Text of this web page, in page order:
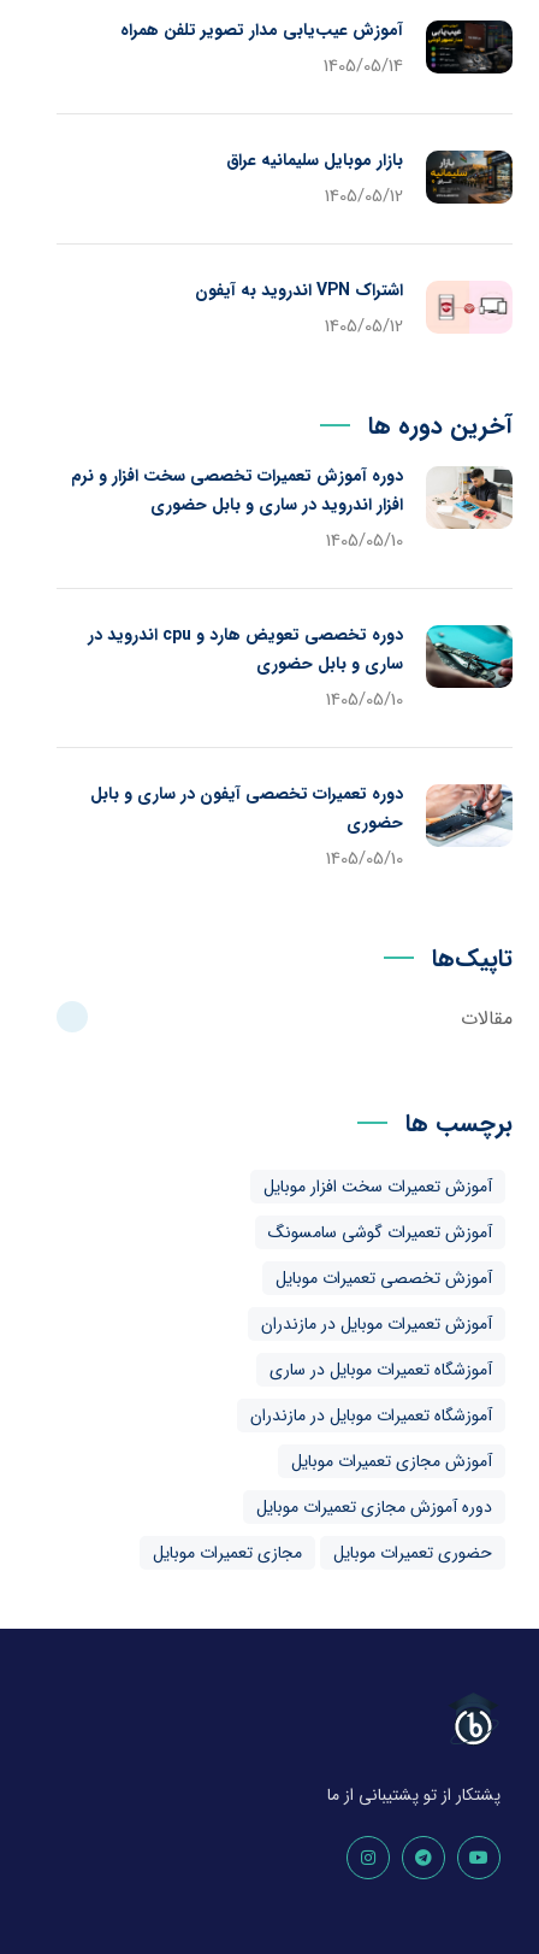
آموزش عیب‌یابی مدار تصویر تلفن همراه
1405/05/14
بازار موبایل سلیمانیه عراق
1405/05/12
اشتراک VPN اندروید به آیفون
1405/05/12
آخرین دوره ها
دوره آموزش تعمیرات تخصصی سخت افزار و نرم
افزار اندروید در ساری و بابل حضوری
1405/05/10
دوره تخصصی تعویض هارد و cpu اندروید در
ساری و بابل حضوری
1405/05/10
دوره تعمیرات تخصصی آیفون در ساری و بابل
حضوری
1405/05/10
تاپیک‌ها
مقالات
برچسب ها
آموزش تعمیرات سخت افزار موبایل
آموزش تعمیرات گوشی سامسونگ
آموزش تخصصی تعمیرات موبایل
آموزش تعمیرات موبایل در مازندران
آموزشگاه تعمیرات موبایل در ساری
آموزشگاه تعمیرات موبایل در مازندران
آموزش مجازی تعمیرات موبایل
دوره آموزش مجازی تعمیرات موبایل
حضوری تعمیرات موبایل
مجازی تعمیرات موبایل
پشتکار از تو پشتیبانی از ما